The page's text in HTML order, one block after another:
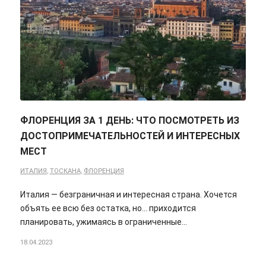
ФЛОРЕНЦИЯ ЗА 1 ДЕНЬ: ЧТО ПОСМОТРЕТЬ ИЗ
ДОСТОПРИМЕЧАТЕЛЬНОСТЕЙ И ИНТЕРЕСНЫХ
МЕСТ
ИТАЛИЯ, ТОСКАНА, ФЛОРЕНЦИЯ
Италия — безграничная и интересная страна. Хочется
объять ее всю без остатка, но... приходится
планировать, ужимаясь в ограниченные…
18.04.2023